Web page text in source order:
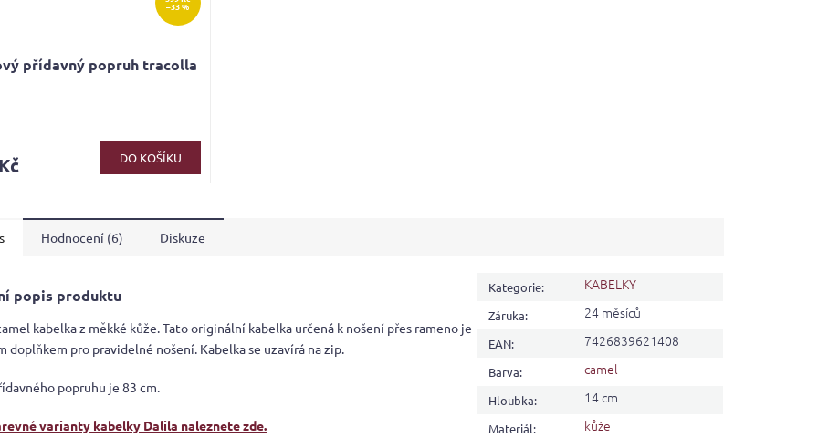
–33 %
přídavný popruh tracolla
DO KOŠÍKU
Hodnocení (6) Diskuze
popis produktu
kabelka z měkké kůže. Tato originální kabelka určená k nošení přes rameno je
doplňkem pro pravidelné nošení. Kabelka se uzavírá na zip.
popruhu je 83 cm.
varianty kabelky Dalila naleznete zde.
Kategorie: KABELKY
Záruka: 24 měsíců
EAN: 7426839621408
Barva: camel
Hloubka: 14 cm
Materiál: kůže